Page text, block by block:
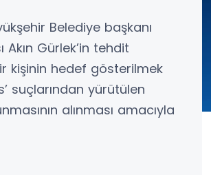
Belediye başkanı
Gürlek’in tehdit
kişinin hedef gösterilmek
suçlarından yürütülen
alınması amacıyla